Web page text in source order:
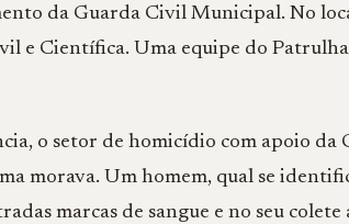
da Guarda Civil Municipal. No
e Científica. Uma equipe do
o setor de homicídio com apoio da
morava. Um homem, qual se
marcas de sangue e no seu colete